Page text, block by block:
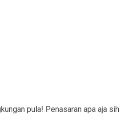
pula! Penasaran apa aja sih